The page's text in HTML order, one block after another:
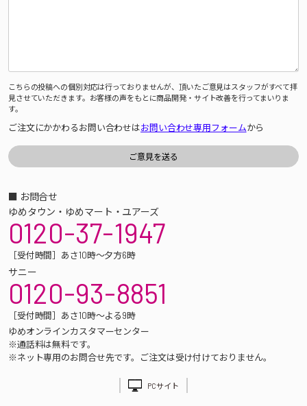
こちらの投稿への個別対応は行っておりませんが、頂いたご意見はスタッフがすべて拝
見させていただきます。お客様の声をもとに商品開発・サイト改善を行ってまいりま
す。
ご注文にかかわるお問い合わせはお問い合わせ専用フォームから
■ お問合せ
ゆめタウン・ゆめマート・ユアーズ
0120-37-1947
［受付時間］あさ10時～夕方6時
サニー
0120-93-8851
［受付時間］あさ10時～よる9時
ゆめオンラインカスタマーセンター
※通話料は無料です。
※ネット専用のお問合せ先です。ご注文は受け付けておりません。
PCサイト